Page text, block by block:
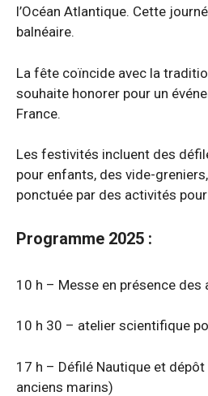
l’Océan Atlantique. Cette
balnéaire.
La fête coïncide avec la
souhaite honorer pour un
France.
Les festivités incluent des
pour enfants, des vide-
ponctuée par des activités
Programme 2025 :
10 h – Messe en présence des
10 h 30 – atelier scientifique
17 h – Défilé Nautique et
anciens marins)